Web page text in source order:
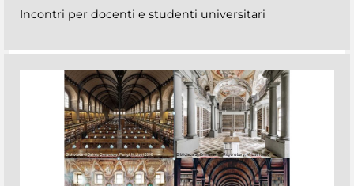
Incontri per docenti e studenti universitari